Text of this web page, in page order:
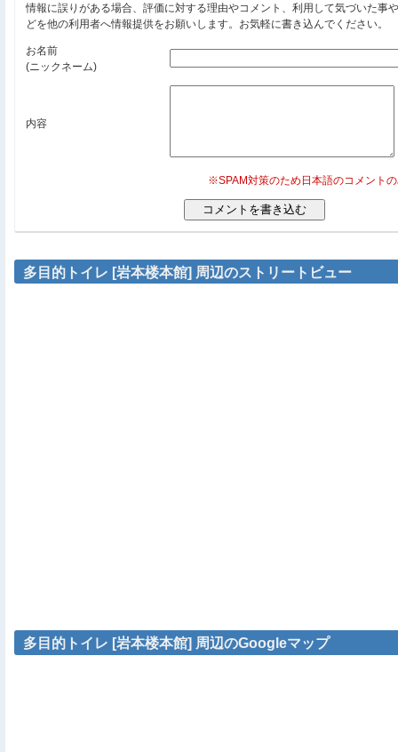
情報に誤りがある場合、評価に対する理由やコメント、利用して気づいた事
どを他の利用者へ情報提供をお願いします。お気軽に書き込んでください。
お名前
(ニックネーム)
内容
※SPAM対策のため日本語のコメント
多目的トイレ [岩本楼本館] 周辺のストリートビュー
多目的トイレ [岩本楼本館] 周辺のGoogleマップ